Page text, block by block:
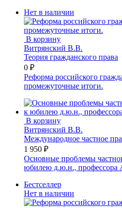
Нет в наличии
В корзину
Витрянский В.В.
Теория гражданского права
0 ₽
Реформа российского
промежуточные итоги.
В корзину
Витрянский В.В.
Международное частное
1 950 ₽
Основные проблемы
юбилею д.ю.н., профессора
Бестселлер
Нет в наличии